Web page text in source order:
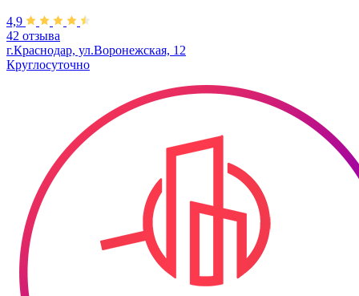
4,9
42 отзыва
г.Краснодар, ул.Воронежская, 12
Круглосуточно